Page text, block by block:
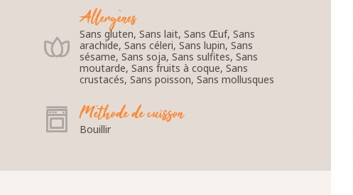
Allergènes
Sans gluten, Sans lait, Sans Œuf, Sans
arachide, Sans céleri, Sans lupin, Sans
sésame, Sans soja, Sans sulfites, Sans
moutarde, Sans fruits à coque, Sans
crustacés, Sans poisson, Sans mollusques
Méthode de cuisson
Bouillir